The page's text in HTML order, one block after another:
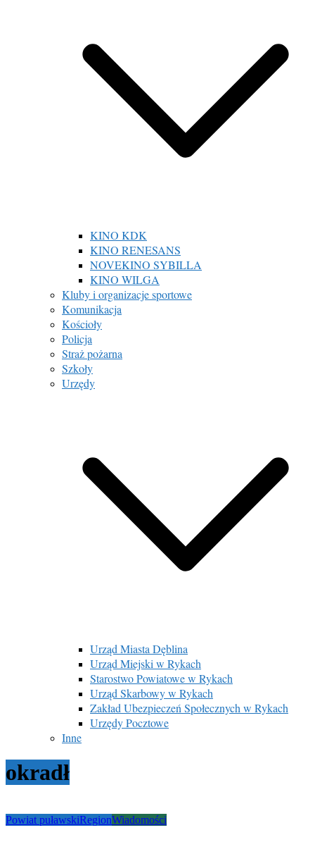
KINO KDK
KINO RENESANS
NOVEKINO SYBILLA
KINO WILGA
Kluby i organizacje sportowe
Komunikacja
Kościoły
Policja
Straż pożarna
Szkoły
Urzędy
Urząd Miasta Dęblina
Urząd Miejski w Rykach
Starostwo Powiatowe w Rykach
Urząd Skarbowy w Rykach
Zakład Ubezpieczeń Społecznych w Rykach
Urzędy Pocztowe
Inne
okradł
Powiat puławskiRegionWiadomości